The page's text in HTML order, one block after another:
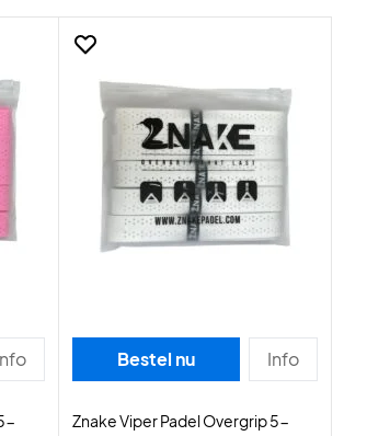
Bestel nu Info
Znake Viper Padel Overgrip 5-